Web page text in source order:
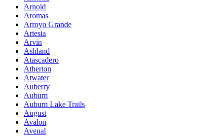
Arnold
Aromas
Arroyo Grande
Artesia
Arvin
Ashland
Atascadero
Atherton
Atwater
Auberry
Auburn
Auburn Lake Trails
August
Avalon
Avenal